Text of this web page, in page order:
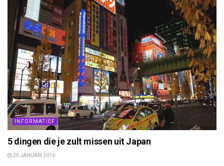
INFORMATIEF
5 dingen die je zult missen uit Japan
29 JANUARI 2016